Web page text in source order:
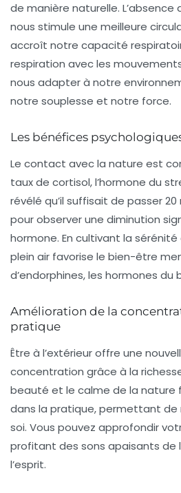
de manière naturelle. L’absence
nous stimule une meilleure
accroît notre capacité
respiration avec les
nous adapter à notre
notre souplesse et notre force.
Les bénéfices
Le contact avec la nature est
taux de cortisol, l’hormone du
révélé qu’il suffisait de passer
pour observer une diminution
hormone. En cultivant la
plein air favorise le bien-être
d’endorphines, les hormones du
Amélioration de la
pratique
Être à l’extérieur offre une
concentration grâce à la
beauté et le calme de la nature
dans la pratique, permettant de
soi. Vous pouvez approfondir
profitant des sons apaisants de
l’esprit.